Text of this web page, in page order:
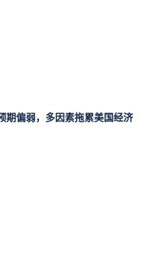
期偏弱，多因素拖累美国经济